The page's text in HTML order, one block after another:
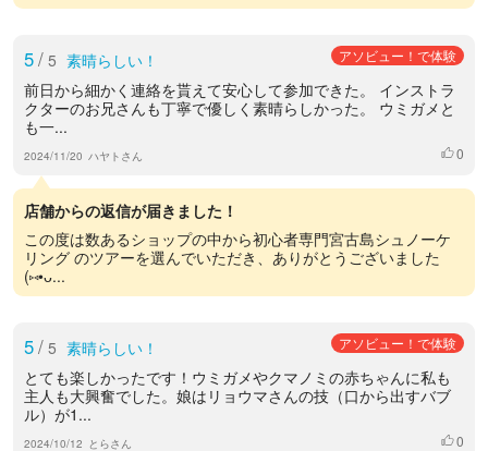
5/ 5 素晴らしい！ アソビュー！で体験
前日から細かく連絡を貰えて安心して参加できた。 インストラ
クターのお兄さんも丁寧で優しく素晴らしかった。 ウミガメと
も一...
2024/11/20 ハヤトさん いいね
0
店舗からの返信が届きました！
この度は数あるショップの中から初心者専門宮古島シュノーケ
リング のツアーを選んでいただき、ありがとうございました
(⑅•ᴗ...
5/ 5 素晴らしい！ アソビュー！で体験
とても楽しかったです！ウミガメやクマノミの赤ちゃんに私も
主人も大興奮でした。娘はリョウマさんの技（口から出すバブ
ル）が1...
2024/10/12 とらさん いいね
0